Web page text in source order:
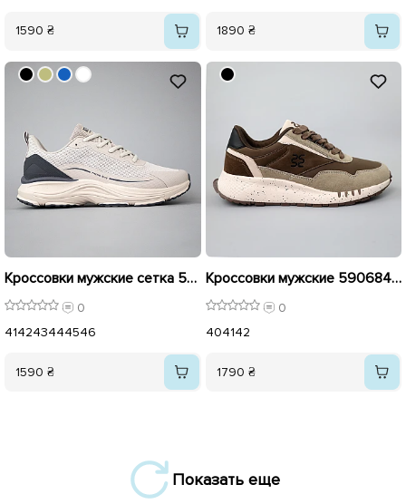
1590 ₴ 1890 ₴
Кроссовки мужские сетка 594395 Бежевые Серые
0
414243444546
1590 ₴
Кроссовки мужские 590684 Коричневые
0
404142
1790 ₴
Показать еще